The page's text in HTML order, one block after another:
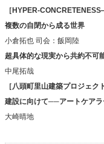
［HYPER-
複数の自閉から成る世界
小倉拓也 司会：飯岡陸
超具体的な現実から共約不可
中尾拓哉
［八頭町里山建築プロジェク
建設に向けて──アートケアラ
大崎晴地